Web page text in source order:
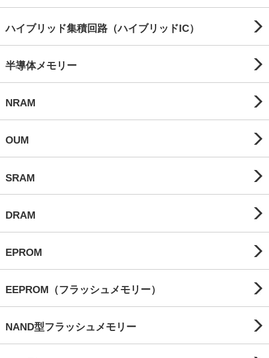
ハイブリッド集積回路（ハイブリッドIC）
半導体メモリー
NRAM
OUM
SRAM
DRAM
EPROM
EEPROM（フラッシュメモリー）
NAND型フラッシュメモリー